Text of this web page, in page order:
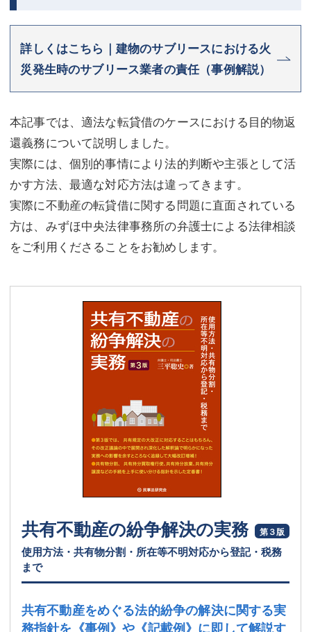
詳しくはこちら｜建物のサブリースにおける火
災発生時のサブリース業者の責任（事例解説）
本記事では、適法な転貸借のケースにおける目的物返
還義務について説明しました。
実際には、個別的事情により法的判断や主張として活
かす方法、最適な対応方法は違ってきます。
実際に不動産の転貸借に関する問題に直面されている
方は、みずほ中央法律事務所の弁護士による法律相談
をご利用くださることをお勧めします。
共有不動産の紛争解決の実務 第３版
使用方法・共有物分割・所在等不明対応から登記・税務
まで
共有不動産をめぐる法的紛争の解決に関する実
務指針を 《事例》や《記載例》に即して解説す